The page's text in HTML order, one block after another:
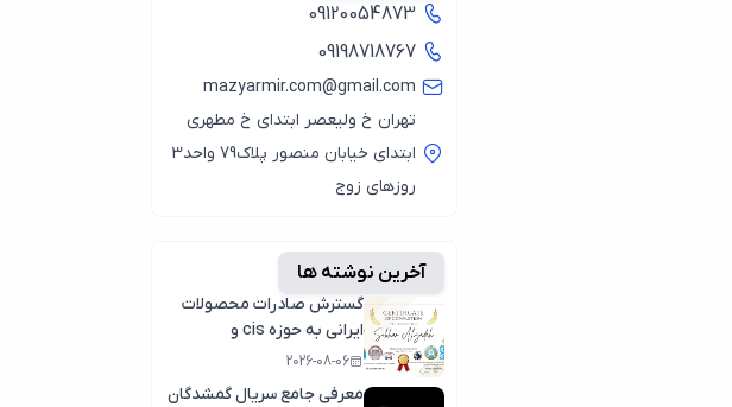
09120054873
09198718767
mazyarmir.com@gmail.com
تهران خ ولیعصر ابتدای خ مطهری
ابتدای خیابان منصور پلاک79 واحد3
روزهای زوج
آخرین نوشته ها
گسترش صادرات محصولات
ایرانی به حوزه cis و
کشورهای عربی
2026-08-06
معرفی جامع سریال گمشدگان